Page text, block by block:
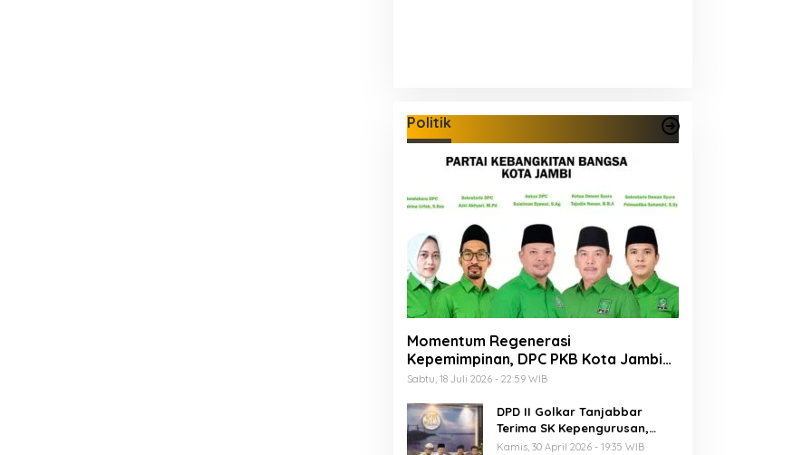
Politik
Momentum Regenerasi
Kepemimpinan, DPC PKB Kota Jambi
Siap Sukseskan Harlah PKB ke-28
Sabtu, 18 Juli 2026 - 22:59 WIB
DPD II Golkar Tanjabbar
Terima SK Kepengurusan,
Perdana di Jambi Pasca
Kamis, 30 April 2026 - 19:35 WIB